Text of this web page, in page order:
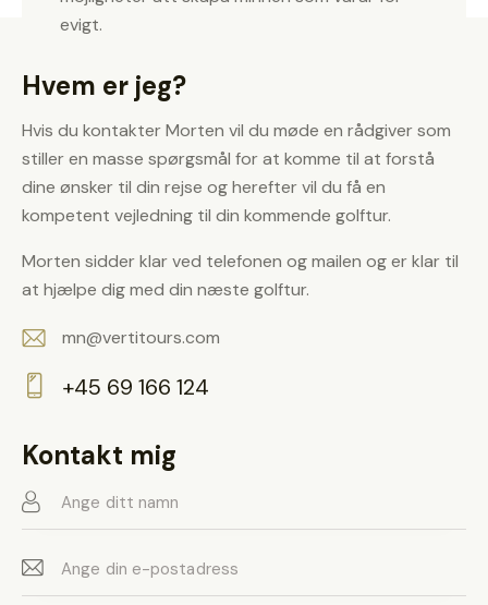
evigt.
Hvem er jeg?
Hvis du kontakter Morten vil du møde en rådgiver som
stiller en masse spørgsmål for at komme til at forstå
dine ønsker til din rejse og herefter vil du få en
kompetent vejledning til din kommende golftur.
Morten sidder klar ved telefonen og mailen og er klar til
at hjælpe dig med din næste golftur.
E-
m
mn@vertitours.com
on
e:
+45 69 166 124
Kontakt mig